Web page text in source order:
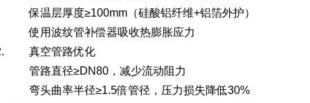
保温层厚度≥100mm（硅酸铝纤维+铝箔外护）
使用波纹管补偿器吸收热膨胀应力
真空管路优化
管路直径≥DN80，减少流动阻力
弯头曲率半径≥1.5倍管径，压力损失降低30%